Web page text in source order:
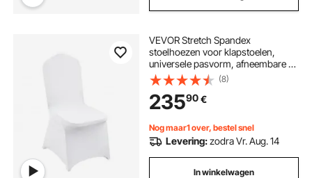
VEVOR Stretch Spandex
stoelhoezen voor klapstoelen,
universele pasvorm, afneembare en
wasbare hoezen, voor bruiloften,
feestdagen, vieringen, partijen,
dineren (200 stuks, wit)
(8)
23590€
Nog maar1 over, bestel snel
Levering:zodra Vr. Aug. 14
In winkelwagen